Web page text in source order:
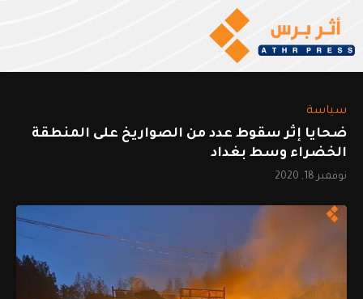
سياسة
ضحايا إثر سقوط عدد من الصواريخ على المنطقة
الخضراء وسط بغداد
نوفمبر 18, 2020